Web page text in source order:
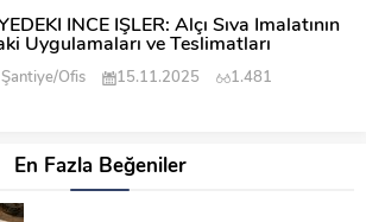
İNCE İŞLER: Alçı Sıva İmalatının
Uygulamaları ve Teslimatları
Şantiye/Ofis 15.11.2025 1.481
En Fazla Beğeniler